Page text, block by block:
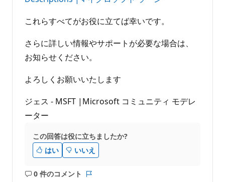
これらすべてがお役に立てば幸いです。
さらに詳しい情報やサポートが必要な場合は、
お知らせください。
よろしくお願いいたします
ジェス - MSFT |Microsoft コミュニティ モデレ
ーター
この回答は役に立ちましたか?
はい
いいえ
0 件のコメント
コ